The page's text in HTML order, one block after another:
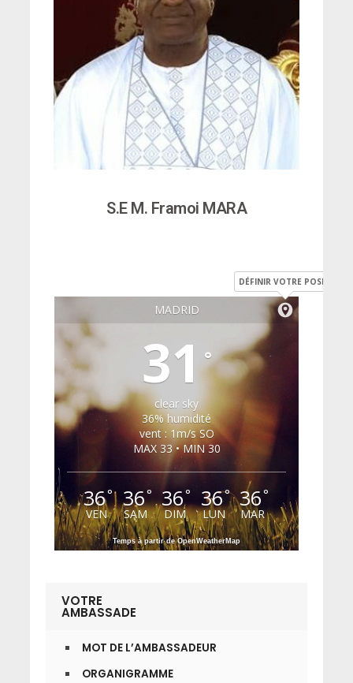
S.E M. Framoi MARA
MADRID
DÉFINIR VOTRE POSITION
31°
clear sky
36% humidité
vent : 1m/s SO
MAX 33 • MIN 30
36°
VEN
36°
SAM
36°
DIM
36°
LUN
36°
MAR
Temps à partir de OpenWeatherMap
VOTRE
AMBASSADE
MOT DE L’AMBASSADEUR
ORGANIGRAMME